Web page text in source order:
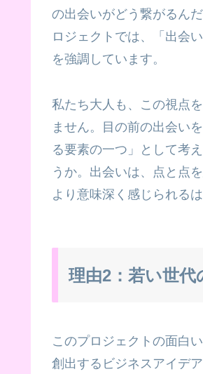
の出会いがどう繋がるん
ロジェクトでは、「出会
を強調しています。
私たち大人も、この視点
ません。目の前の出会い
る要素の一つ」として考
うか。出会いは、点と点
より意味深く感じられるは
理由2：若い世
このプロジェクトの面白
創出するビジネスアイデ